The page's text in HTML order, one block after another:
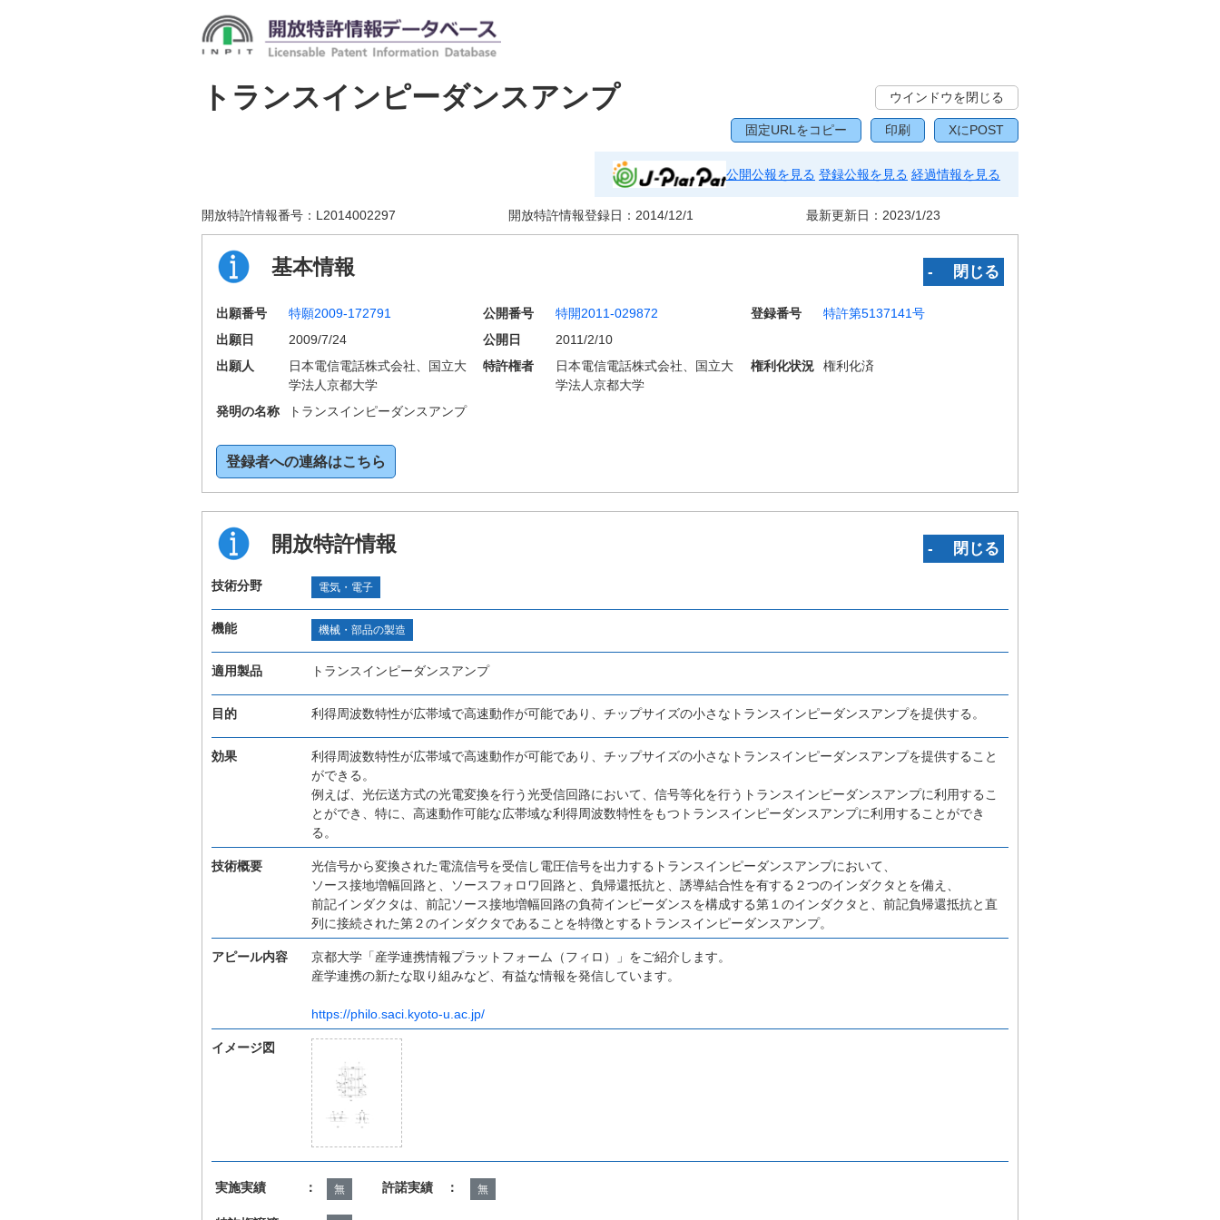
トランスインピーダンスアンプ ウインドウを閉じる
固定URLをコピー 印刷 XにPOST
公開公報を見る 登録公報を見る 経過情報を見る
開放特許情報番号： L2014002297 開放特許情報登録日： 2014/12/1 最新更新日： 2023/1/23
基本情報 ‐ 閉じる
出願番号 特願2009-172791 公開番号 特開2011-029872 登録番号
特許第5137141号
出願日
2009/7/24 公開日
2011/2/10
出願人
日本電信電話株式会社、国立大
学法人京都大学
特許権者
日本電信電話株式会社、国立大
学法人京都大学
権利化状況 権利化済
発明の名称 トランスインピーダンスアンプ
登録者への連絡はこちら
開放特許情報 ‐ 閉じる
技術分野 電気・電子
機能 機械・部品の製造
適用製品 トランスインピーダンスアンプ
目的 利得周波数特性が広帯域で高速動作が可能であり、チップサイズの小さなトランスインピーダンスアンプを提供する。
効果
利得周波数特性が広帯域で高速動作が可能であり、チップサイズの小さなトランスインピーダンスアンプを提供すること
ができる。
例えば、光伝送方式の光電変換を行う光受信回路において、信号等化を行うトランスインピーダンスアンプに利用するこ
とができ、特に、高速動作可能な広帯域な利得周波数特性をもつトランスインピーダンスアンプに利用することができ
る。
技術概要
光信号から変換された電流信号を受信し電圧信号を出力するトランスインピーダンスアンプにおいて、
ソース接地増幅回路と、ソースフォロワ回路と、負帰還抵抗と、誘導結合性を有する２つのインダクタとを備え、
前記インダクタは、前記ソース接地増幅回路の負荷インピーダンスを構成する第１のインダクタと、前記負帰還抵抗と直
列に接続された第２のインダクタであることを特徴とするトランスインピーダンスアンプ。
アピール内容
京都大学「産学連携情報プラットフォーム（フィロ）」をご紹介します。
産学連携の新たな取り組みなど、有益な情報を発信しています。
https://philo.saci.kyoto-u.ac.jp/
イメージ図
実施実績 ： 無 許諾実績 ： 無